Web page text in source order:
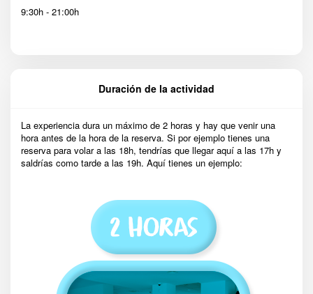
9:30h - 21:00h
Duración de la actividad
La experiencia dura un máximo de 2 horas y hay que venir una
hora antes de la hora de la reserva. Si por ejemplo tienes una
reserva para volar a las 18h, tendrías que llegar aquí a las 17h y
saldrías como tarde a las 19h. Aquí tienes un ejemplo: